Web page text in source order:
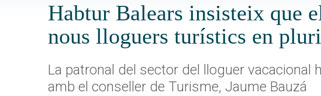
Habtur Balears insisteix que
nous lloguers turístics en
La patronal del sector del lloguer
amb el conseller de Turisme, Jaume Bauzá